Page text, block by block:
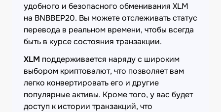
удобного и безопасного обменивания XLM
на BNBBEP20. Вы можете отслеживать статус
перевода в реальном времени, чтобы всегда
быть в курсе состояния транзакции.
XLM поддерживается наряду с широким
выбором криптовалют, что позволяет вам
легко конвертировать его и другие
популярные активы. Кроме того, у вас будет
доступ к истории транзакций, что